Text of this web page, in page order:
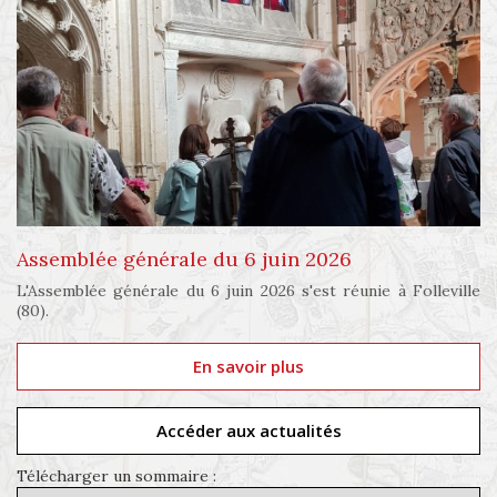
Assemblée générale du 6 juin 2026
L'Assemblée générale du 6 juin 2026 s'est réunie à Folleville
(80).
En savoir plus
Accéder aux actualités
Télécharger un sommaire :